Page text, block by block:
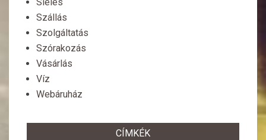
Szállás
Szolgáltatás
Szórakozás
Vásárlás
Víz
Webáruház
CÍMKÉK